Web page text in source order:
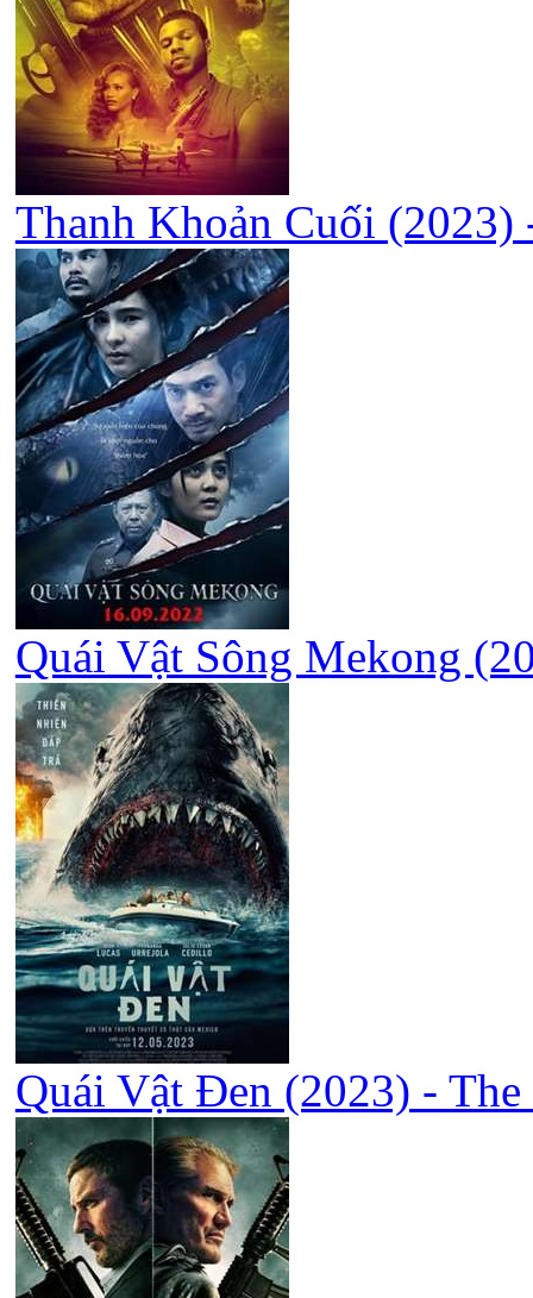
Thanh Khoản Cuối (2023)
Quái Vật Sông Mekong
Quái Vật Đen (2023) -